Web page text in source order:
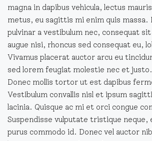
magna in dapibus vehicula, lectus
metus, eu sagittis mi enim quis massa.
pulvinar a vestibulum nec, consequat
augue nisi, rhoncus sed consequat eu,
Vivamus placerat auctor arcu eu
sed lorem feugiat molestie nec et justo.
Donec mollis tortor ut est dapibus
Vestibulum convallis nisl et ipsum
lacinia. Quisque ac mi et orci congue
Suspendisse vulputate tristique neque,
purus commodo id. Donec vel auctor